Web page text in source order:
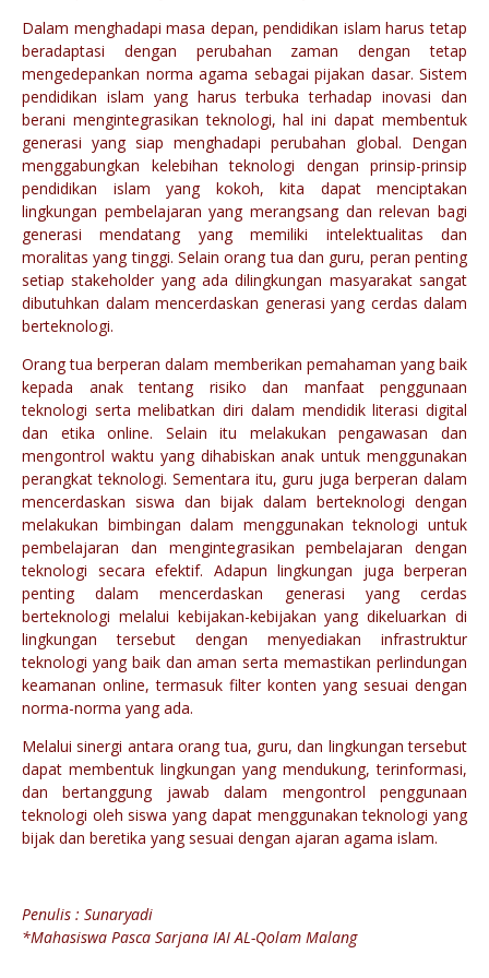
Dalam menghadapi masa depan, pendidikan islam harus tetap
beradaptasi dengan perubahan zaman dengan tetap
mengedepankan norma agama sebagai pijakan dasar. Sistem
pendidikan islam yang harus terbuka terhadap inovasi dan
berani mengintegrasikan teknologi, hal ini dapat membentuk
generasi yang siap menghadapi perubahan global. Dengan
menggabungkan kelebihan teknologi dengan prinsip-prinsip
pendidikan islam yang kokoh, kita dapat menciptakan
lingkungan pembelajaran yang merangsang dan relevan bagi
generasi mendatang yang memiliki intelektualitas dan
moralitas yang tinggi. Selain orang tua dan guru, peran penting
setiap stakeholder yang ada dilingkungan masyarakat sangat
dibutuhkan dalam mencerdaskan generasi yang cerdas dalam
berteknologi.
Orang tua berperan dalam memberikan pemahaman yang baik
kepada anak tentang risiko dan manfaat penggunaan
teknologi serta melibatkan diri dalam mendidik literasi digital
dan etika online. Selain itu melakukan pengawasan dan
mengontrol waktu yang dihabiskan anak untuk menggunakan
perangkat teknologi. Sementara itu, guru juga berperan dalam
mencerdaskan siswa dan bijak dalam berteknologi dengan
melakukan bimbingan dalam menggunakan teknologi untuk
pembelajaran dan mengintegrasikan pembelajaran dengan
teknologi secara efektif. Adapun lingkungan juga berperan
penting dalam mencerdaskan generasi yang cerdas
berteknologi melalui kebijakan-kebijakan yang dikeluarkan di
lingkungan tersebut dengan menyediakan infrastruktur
teknologi yang baik dan aman serta memastikan perlindungan
keamanan online, termasuk filter konten yang sesuai dengan
norma-norma yang ada.
Melalui sinergi antara orang tua, guru, dan lingkungan tersebut
dapat membentuk lingkungan yang mendukung, terinformasi,
dan bertanggung jawab dalam mengontrol penggunaan
teknologi oleh siswa yang dapat menggunakan teknologi yang
bijak dan beretika yang sesuai dengan ajaran agama islam.
Penulis : Sunaryadi
*Mahasiswa Pasca Sarjana IAI AL-Qolam Malang